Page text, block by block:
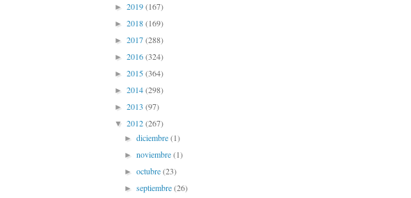
► 2019(167)
► 2018(169)
► 2017(288)
► 2016(324)
► 2015(364)
► 2014(298)
► 2013 (97)
▼ 2012(267)
►diciembre(1)
►noviembre(1)
►octubre(23)
►septiembre(26)